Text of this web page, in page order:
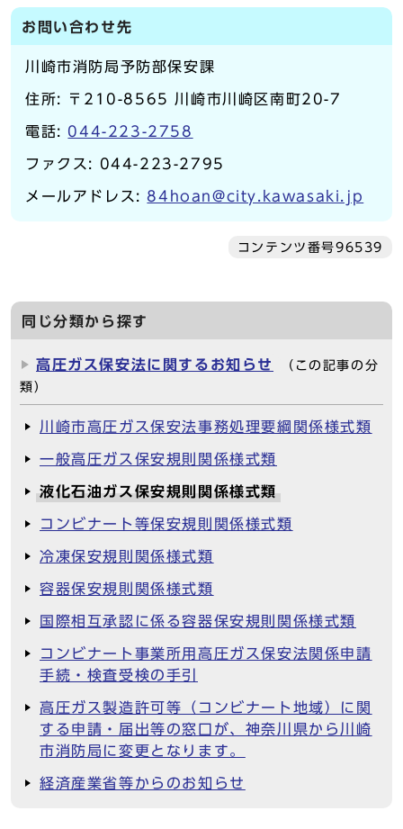
お問い合わせ先
川崎市消防局予防部保安課
住所: 〒210-8565 川崎市川崎区南町20-7
電話: 044-223-2758
ファクス: 044-223-2795
メールアドレス:84hoan@city.kawasaki.jp
コンテンツ番号96539
同じ分類から探す
高圧ガス保安法に関するお知らせ
（この記事の分
類）
川崎市高圧ガス保安法事務処理要綱関係様式類
一般高圧ガス保安規則関係様式類
液化石油ガス保安規則関係様式類
コンビナート等保安規則関係様式類
冷凍保安規則関係様式類
容器保安規則関係様式類
国際相互承認に係る容器保安規則関係様式類
コンビナート事業所用高圧ガス保安法関係申請
手続・検査受検の手引
高圧ガス製造許可等（コンビナート地域）に関
する申請・届出等の窓口が、神奈川県から川崎
市消防局に変更となります。
経済産業省等からのお知らせ